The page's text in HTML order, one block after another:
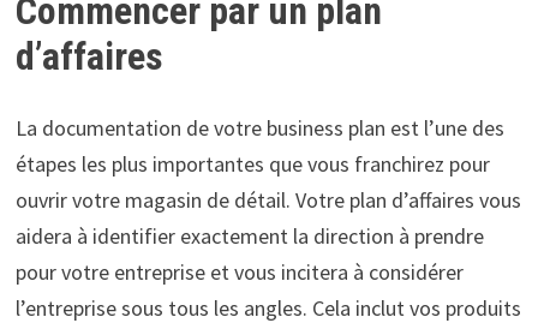
Commencer par un plan
d’affaires
La documentation de votre business plan est l’une des
étapes les plus importantes que vous franchirez pour
ouvrir votre magasin de détail. Votre plan d’affaires vous
aidera à identifier exactement la direction à prendre
pour votre entreprise et vous incitera à considérer
l’entreprise sous tous les angles. Cela inclut vos produits